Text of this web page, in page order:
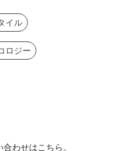
イル
ロジー
わせはこちら。